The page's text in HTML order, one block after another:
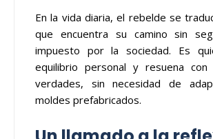
En la vida diaria, el rebelde se
que encuentra su camino sin
impuesto por la sociedad. Es
equilibrio personal y resuena con
verdades, sin necesidad de
moldes prefabricados.